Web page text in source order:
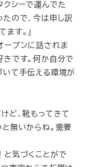
クシーで運んでた
たので、今は申し訳
す。」
ープンに話されま
きです。何か自分で
いて手伝える環境が
ど、靴もってきて
無いからね。需要
と気づくことがで